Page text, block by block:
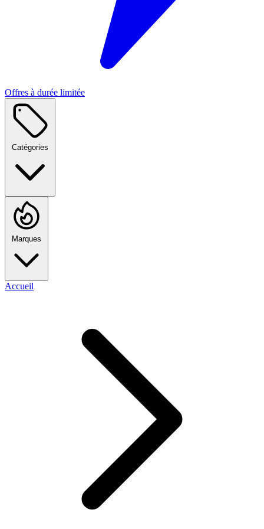
Offres à durée limitée
Catégories
Marques
Accueil